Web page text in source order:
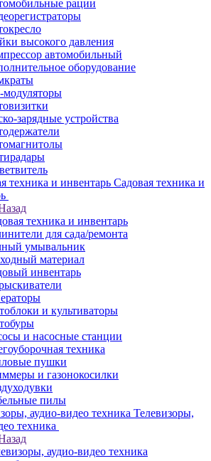
рации
высокого давления
автомобильный
оборудование
модуляторы
зарядные устройства
Садовая техника и
техника и инвентарь
для сада/ремонта
умывальник
материал
инвентарь
и культиваторы
и насосные станции
техника
пушки
и газонокосилки
пилы
Телевизоры,
техника
аудио-видео техника